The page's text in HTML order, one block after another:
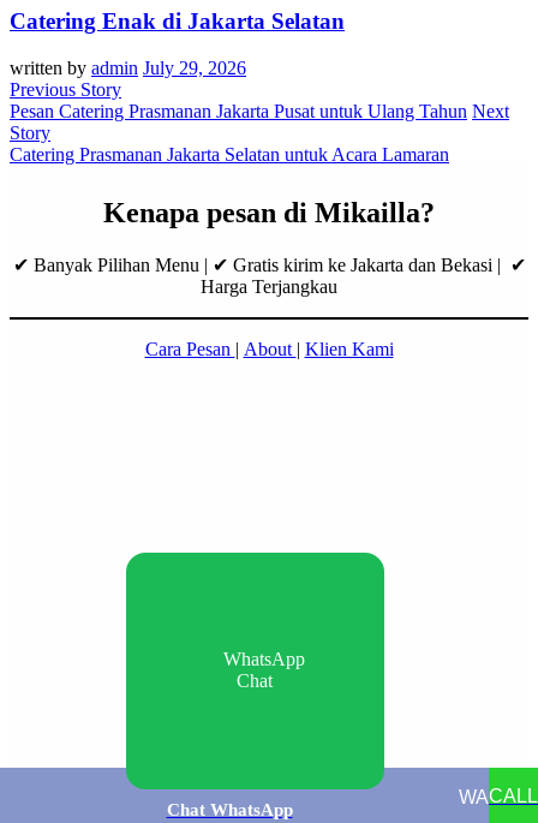
Catering Enak di Jakarta Selatan
written by admin July 29, 2026
Previous Story
Pesan Catering Prasmanan Jakarta Pusat untuk Ulang Tahun Next
Story
Catering Prasmanan Jakarta Selatan untuk Acara Lamaran
Kenapa pesan di Mikailla?
✔ Banyak Pilihan Menu | ✔ Gratis kirim ke Jakarta dan Bekasi | ✔
Harga Terjangkau
Cara Pesan | About | Klien Kami
CALL
WA
Chat WhatsApp
WhatsApp
Chat